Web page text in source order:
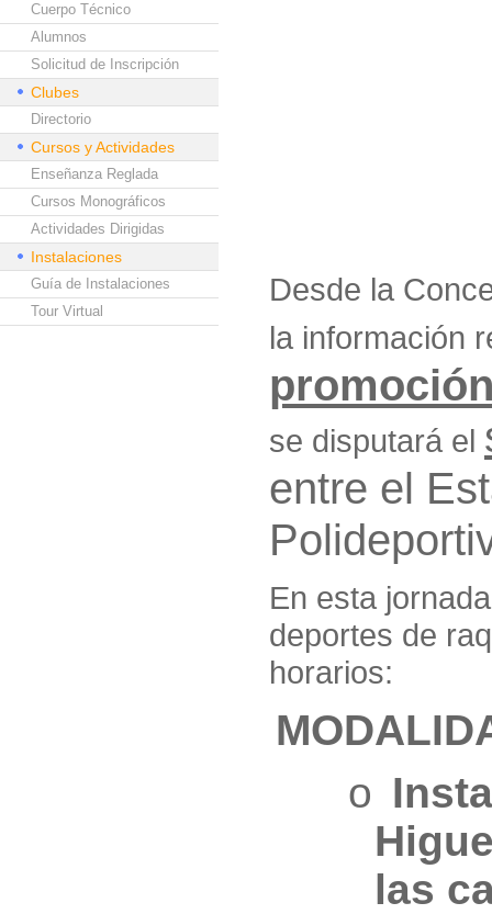
Cuerpo Técnico
Alumnos
Solicitud de Inscripción
Clubes
Directorio
Cursos y Actividades
Enseñanza Reglada
Cursos Monográficos
Actividades Dirigidas
Instalaciones
Guía de Instalaciones
Tour Virtual
Desde la
la información
se disputará el
entre el
En esta
deportes de
horarios:
o
las